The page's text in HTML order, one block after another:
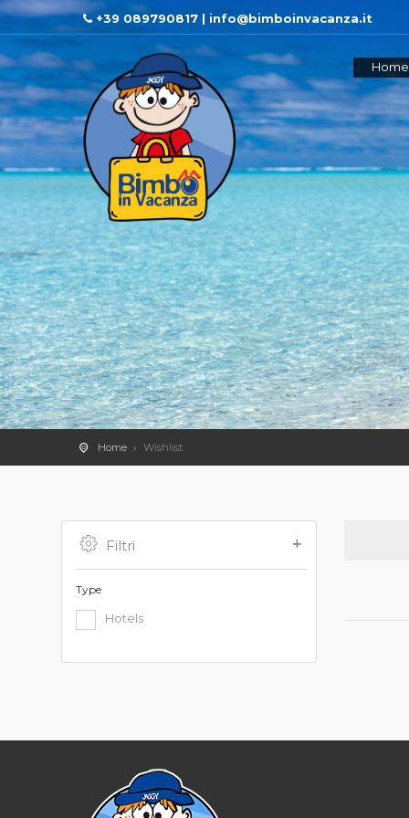
+39 089790817 | info@bimboinvacanza.it
Home
Home Wishlist
Filtri
Type
Hotels